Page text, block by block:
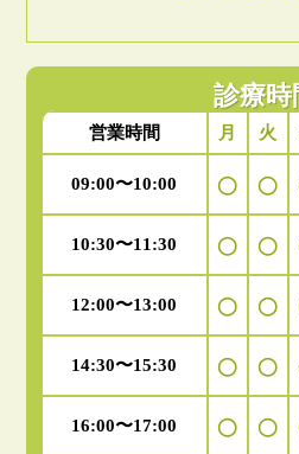
診療時
営業時間 月 火
09:00〜10:00 ◯ ◯
10:30〜11:30 ◯ ◯
12:00〜13:00 ◯ ◯
14:30〜15:30 ◯ ◯
16:00〜17:00 ◯ ◯